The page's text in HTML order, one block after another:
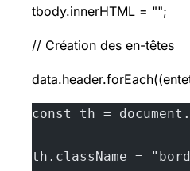
tbody.innerHTML = "";
// Création des en-têtes
const th =
th.className =